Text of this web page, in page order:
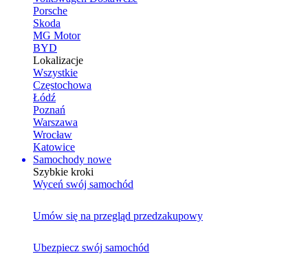
Porsche
Skoda
MG Motor
BYD
Lokalizacje
Wszystkie
Częstochowa
Łódź
Poznań
Warszawa
Wrocław
Katowice
Samochody nowe
Szybkie kroki
Wyceń swój samochód
Umów się na przegląd przedzakupowy
Ubezpiecz swój samochód